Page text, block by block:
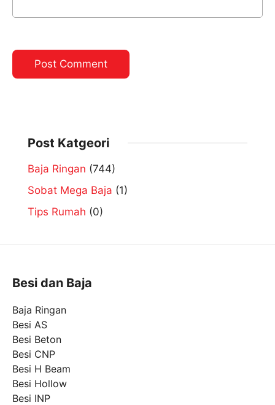
Post Katgeori
Baja Ringan (744)
Sobat Mega Baja (1)
Tips Rumah (0)
Besi dan Baja
Baja Ringan
Besi AS
Besi Beton
Besi CNP
Besi H Beam
Besi Hollow
Besi INP